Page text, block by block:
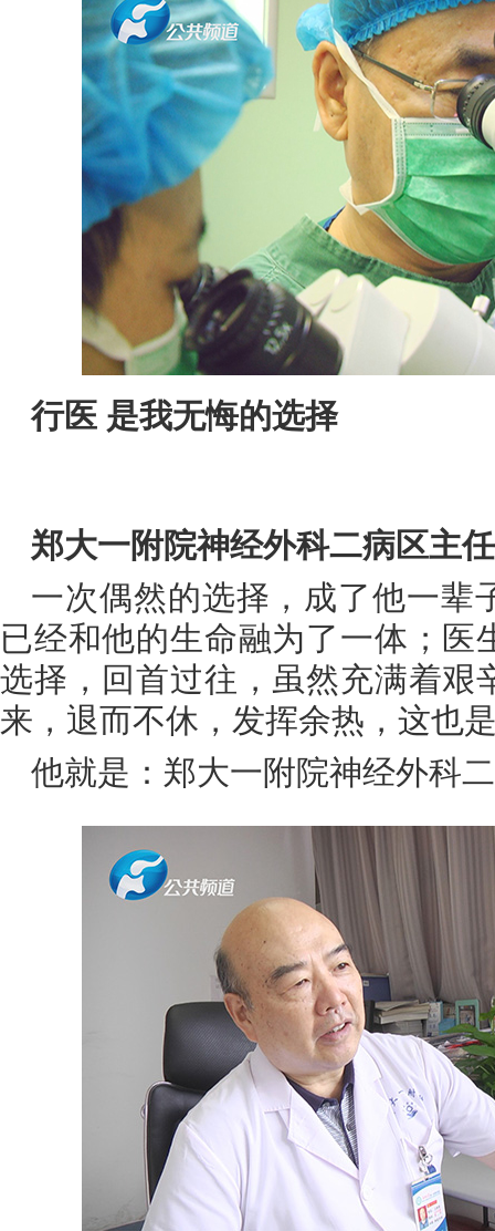
行医 是我无悔的选择
郑大一附院神经外科二病区主
一次偶然的选择，成了他一辈
已经和他的生命融为了一体；医
选择，回首过往，虽然充满着艰
来，退而不休，发挥余热，这也
他就是：郑大一附院神经外科